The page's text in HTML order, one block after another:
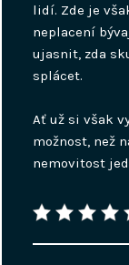
lidí. Zde je
neplacení
ujasnit, zda
splácet.
Ať už si však
možnost, než
nemovitost